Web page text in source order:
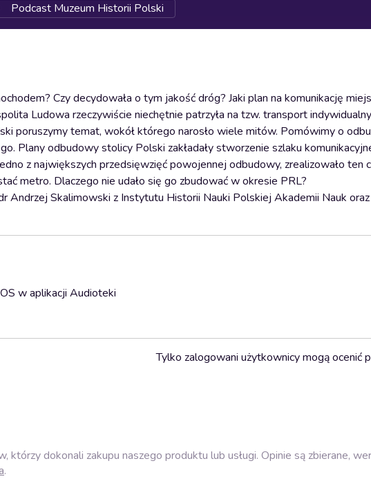
Podcast Muzeum Historii Polski
Czy decydowała o tym jakość dróg? Jaki plan na komunikację
Ludowa rzeczywiście niechętnie patrzyła na tzw. transport
poruszymy temat, wokół którego narosło wiele mitów. Pomówimy o
Plany odbudowy stolicy Polski zakładały stworzenie szlaku
z największych przedsięwzięć powojennej odbudowy, zrealizowało ten
metro. Dlaczego nie udało się go zbudować w okresie PRL?
Andrzej Skalimowski z Instytutu Historii Nauki Polskiej Akademii Nauk
w aplikacji Audioteki
Tylko zalogowani użytkownicy mogą ocenić
którzy dokonali zakupu naszego produktu lub usługi. Opinie są zbierane,
.